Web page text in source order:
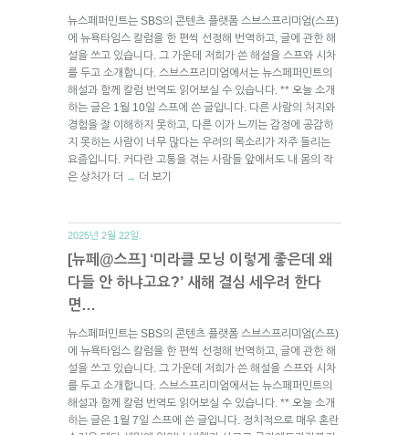
뉴스페퍼민트는 SBS의 콘텐츠 플랫폼 스브스프리미엄(스프)
에 뉴욕타임스 칼럼을 한 편씩 선정해 번역하고, 글에 관한 해
설을 쓰고 있습니다. 그 가운데 저희가 쓴 해설을 스프와 시차
를 두고 소개합니다. 스브스프리미엄에서는 뉴스페퍼민트의
해설과 함께 칼럼 번역도 읽어보실 수 있습니다. ** 오늘 소개
하는 글은 1월 10일 스프에 쓴 글입니다. 다른 사람의 처지와
경험을 잘 이해하지 못하고, 다른 이가 느끼는 감정에 공감하
지 못하는 사람이 너무 많다는 우려의 목소리가 자주 들리는
요즘입니다. 커다란 고통을 겪는 사람들 앞에서도 내 몸의 작
은 상처가 더 → 더 보기
2025년 2월 22일.
[뉴페@스프] ‘미라클 모닝 이렇게 좋은데 왜
다들 안 하냐고요?’ 새해 결심 세우려 한다
면…
뉴스페퍼민트는 SBS의 콘텐츠 플랫폼 스브스프리미엄(스프)
에 뉴욕타임스 칼럼을 한 편씩 선정해 번역하고, 글에 관한 해
설을 쓰고 있습니다. 그 가운데 저희가 쓴 해설을 스프와 시차
를 두고 소개합니다. 스브스프리미엄에서는 뉴스페퍼민트의
해설과 함께 칼럼 번역도 읽어보실 수 있습니다. ** 오늘 소개
하는 글은 1월 7일 스프에 쓴 글입니다. 정치적으로 매우 혼란